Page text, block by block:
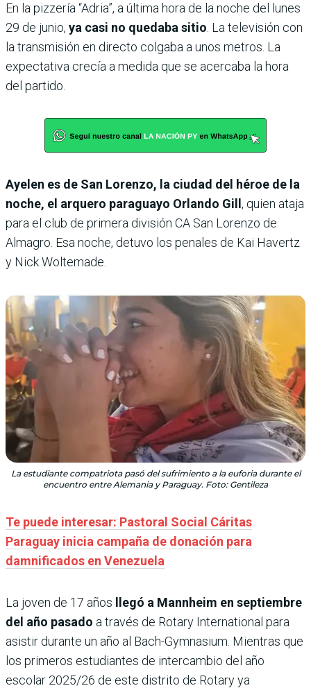
En la pizzería “Adria”, a última hora de la noche del lunes
29 de junio, ya casi no quedaba sitio . La televisión con
la transmisión en directo colgaba a unos metros. La
expectativa crecía a medida que se acercaba la hora
del partido.
Ayelen es de San Lorenzo, la ciudad del héroe de la
noche, el arquero paraguayo Orlando Gill , quien ataja
para el club de primera división CA San Lorenzo de
Almagro. Esa noche, detuvo los penales de Kai Havertz
y Nick Woltemade.
La estudiante compatriota pasó del sufrimiento a la euforia durante el
encuentro entre Alemania y Paraguay. Foto: Gentileza
Te puede interesar: Pastoral Social Cáritas
Paraguay inicia campaña de donación para
damnificados en Venezuela
La joven de 17 años
llegó a Mannheim en septiembre
del año pasado a través de Rotary International para
asistir durante un año al Bach-Gymnasium. Mientras que
los primeros estudiantes de intercambio del año
escolar 2025/26 de este distrito de Rotary ya